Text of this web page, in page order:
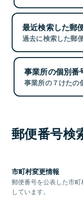
最近検索した郵
過去に検索した郵
事業所の個別番
事業所の７けたの
郵便番号検
市町村変更情報
郵便番号を公表した市
しています。